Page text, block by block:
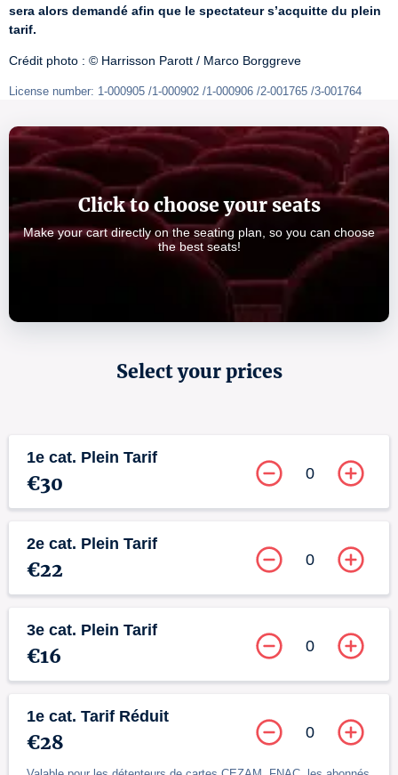
sera alors demandé afin que le spectateur s’acquitte du plein
tarif.
Crédit photo : © Harrisson Parott / Marco Borggreve
License number: 1-000905 /1-000902 /1-000906 /2-001765 /3-001764
Click to choose your seats
Make your cart directly on the seating plan, so you can choose
the best seats!
Select your prices
1e cat. Plein Tarif
€30 0
2e cat. Plein Tarif
€22 0
3e cat. Plein Tarif
€16 0
1e cat. Tarif Réduit
€28 0